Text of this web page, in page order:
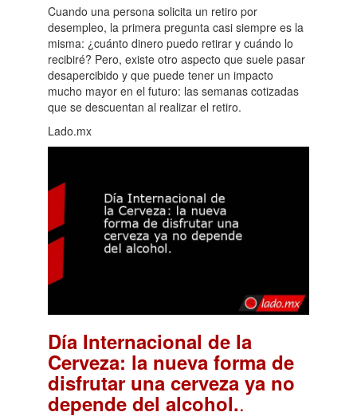
Cuando una persona solicita un retiro por
desempleo, la primera pregunta casi siempre es la
misma: ¿cuánto dinero puedo retirar y cuándo lo
recibiré? Pero, existe otro aspecto que suele pasar
desapercibido y que puede tener un impacto
mucho mayor en el futuro: las semanas cotizadas
que se descuentan al realizar el retiro.
Lado.mx
Día Internacional de la
Cerveza: la nueva forma de
disfrutar una cerveza ya no
depende del alcohol..